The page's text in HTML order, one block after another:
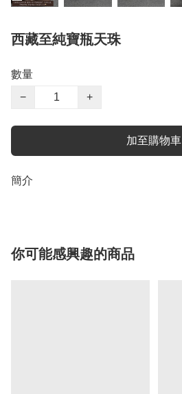
西藏至純寶瓶天珠
數量
−
+
加至購物車
簡介
你可能感興趣的商品